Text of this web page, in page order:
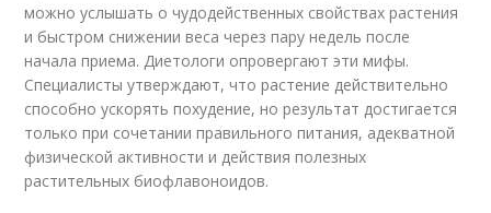
можно услышать о чудодейственных свойствах растения
и быстром снижении веса через пару недель после
начала приема. Диетологи опровергают эти мифы.
Специалисты утверждают, что растение действительно
способно ускорять похудение, но результат достигается
только при сочетании правильного питания, адекватной
физической активности и действия полезных
растительных биофлавоноидов.